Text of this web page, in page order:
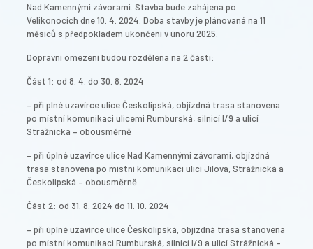
Nad Kamennými závorami. Stavba bude zahájena po
Velikonocích dne 10. 4. 2024. Doba stavby je plánovaná na 11
měsíců s předpokladem ukončení v únoru 2025.
Dopravní omezení budou rozdělena na 2 části:
Část 1: od 8. 4. do 30. 8. 2024
– při plné uzavírce ulice Českolipská, objízdná trasa stanovena
po místní komunikaci ulicemi Rumburská, silnicí I/9 a ulicí
Strážnická – obousměrně
– při úplné uzavírce ulice Nad Kamennými závorami, objízdná
trasa stanovena po místní komunikaci ulicí Jílová, Strážnická a
Českolipská – obousměrně
Část 2: od 31. 8. 2024 do 11. 10. 2024
– při úplné uzavírce ulice Českolipská, objízdná trasa stanovena
po místní komunikaci Rumburská, silnicí I/9 a ulicí Strážnická –